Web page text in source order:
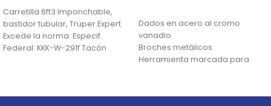
Carretilla 6ft3 Imponchable,
bastidor tubular, Truper Expert
Excede la norma: Especif.
Federal: KKK-W-291f Tacón
Dados en acero al cromo
vanadio
Broches metálicos
Herramienta marcada para